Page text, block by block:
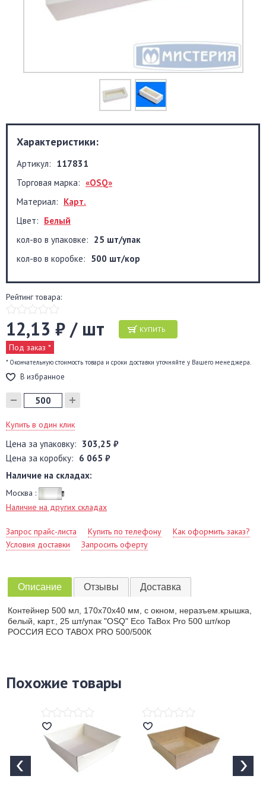
Характеристики:
Артикул: 117831
Торговая марка: «OSQ»
Материал: Карт.
Цвет: Белый
кол-во в упаковке: 25 шт/упак
кол-во в коробке: 500 шт/кор
Рейтинг товара:
12,13 ₽ / шт КУПИТЬ
Под заказ *
* Окончательную стоимость товара и сроки доставки уточняйте у Вашего менеджера.
В избранное
Купить в один клик
Цена за упаковку: 303,25 ₽
Цена за коробку: 6 065 ₽
Наличие на складах:
Москва :
Наличие на других складах
Запрос прайс-листа Купить по телефону
Как оформить заказ?
Условия доставки
Запросить оферту
Описание Отзывы Доставка
Контейнер 500 мл, 170х70х40 мм, с окном, неразъем.крышка,
белый, карт., 25 шт/упак "OSQ" Eco TaBox Pro 500 шт/кор
РОССИЯ ECO TABOX PRO 500/500К
Похожие товары